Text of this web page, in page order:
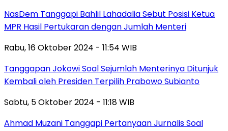
NasDem Tanggapi Bahlil Lahadalia Sebut Posisi Ketua
MPR Hasil Pertukaran dengan Jumlah Menteri
Rabu, 16 Oktober 2024 - 11:54 WIB
Tanggapan Jokowi Soal Sejumlah Menterinya Ditunjuk
Kembali oleh Presiden Terpilih Prabowo Subianto
Sabtu, 5 Oktober 2024 - 11:18 WIB
Ahmad Muzani Tanggapi Pertanyaan Jurnalis Soal